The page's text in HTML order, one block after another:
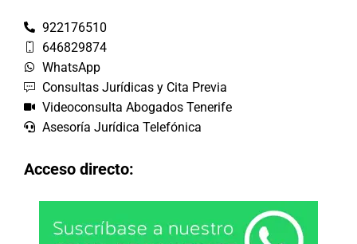
922176510
646829874
WhatsApp
Consultas Jurídicas y Cita Previa
Videoconsulta Abogados Tenerife
Asesoría Jurídica Telefónica
Acceso directo: